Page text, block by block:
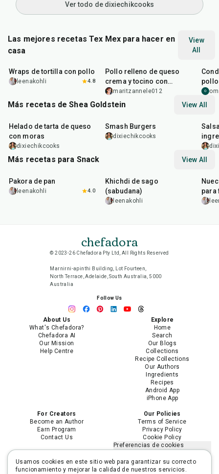
Ver todo de dixiechikcooks
Las mejores recetas Tex Mex para hacer en
casa
View
All
30min
Wraps de tortilla con pollo
leenakohli 4.8
Pollo relleno de queso
crema y tocino con
Doritos
maritzannele012
pollo
O
Más recetas de Shea Goldstein View All
Helado de tarta de queso
con moras
dixiechikcooks
Smash Burgers
dixiechikcooks
Más recetas para Snack View All
Pakora de pan
leenakohli 4.0
Khichdi de sago
(sabudana)
leenakohli
para
chefadora
© 2023-26 Chefadora Pty Ltd, All Rights Reserved
Marnirni-apinthi Building, Lot Fourteen,
North Terrace, Adelaide, South Australia, 5000
Australia
Follow Us
About Us
What's Chefadora?
Chefadora AI
Our Mission
Help Centre
Explore
Home
Search
Our Blogs
Collections
Recipe Collections
Our Authors
Ingredients
Recipes
Android App
iPhone App
For Creators
Become an Author
Earn Program
Contact Us
Our Policies
Terms of Service
Privacy Policy
Cookie Policy
Preferencias de cookies
información personal
Limitar el uso de mi información
Usamos cookies en este sitio web para garantizar su correcto
funcionamiento y mejorar la calidad de nuestros servicios.